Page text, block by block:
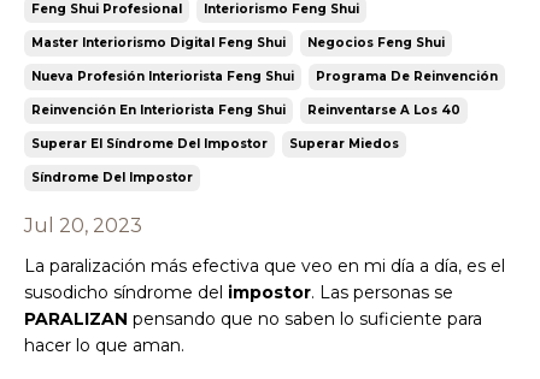
Feng Shui Profesional Interiorismo Feng Shui
Master Interiorismo Digital Feng Shui Negocios Feng Shui
Nueva Profesión Interiorista Feng Shui Programa De Reinvención
Reinvención En Interiorista Feng Shui Reinventarse A Los 40
Superar El Síndrome Del Impostor Superar Miedos
Síndrome Del Impostor
Jul 20, 2023
La paralización más efectiva que veo en mi día a día, es el
susodicho síndrome del impostor. Las personas se
PARALIZAN pensando que no saben lo suficiente para
hacer lo que aman.